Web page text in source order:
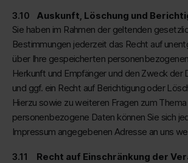
Auskunft, Löschung und
Sie haben im Rahmen der geltenden
Bestimmungen jederzeit das Recht auf
über Ihre gespeicherten
Herkunft und Empfänger und den Zweck der
und ggf. ein Recht auf Berichtigung oder
Hierzu sowie zu weiteren Fragen zum Thema
personenbezogene Daten können Sie sich
Impressum angegebenen Adresse an uns
Recht auf Einschränkung der